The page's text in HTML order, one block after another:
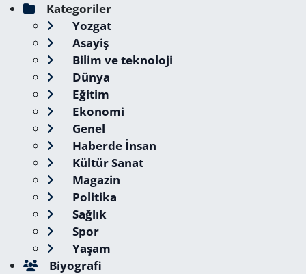
Kategoriler
Yozgat
Asayiş
Bilim ve teknoloji
Dünya
Eğitim
Ekonomi
Genel
Haberde İnsan
Kültür Sanat
Magazin
Politika
Sağlık
Spor
Yaşam
Biyografi